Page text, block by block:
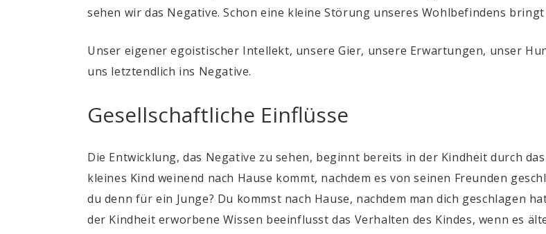
sehen wir das Negative. Schon eine kleine Störung unseres Wohlbefindens
Unser eigener egoistischer Intellekt, unsere Gier, unsere Erwartungen, unser
uns letztendlich ins Negative.
Gesellschaftliche Einflüsse
Die Entwicklung, das Negative zu sehen, beginnt bereits in der Kindheit durch
kleines Kind weinend nach Hause kommt, nachdem es von seinen Freunden
du denn für ein Junge? Du kommst nach Hause, nachdem man dich geschlagen
der Kindheit erworbene Wissen beeinflusst das Verhalten des Kindes, wenn es